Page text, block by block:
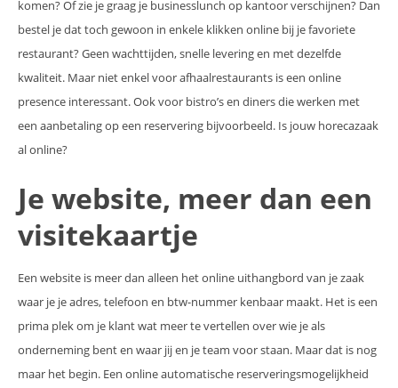
komen? Of zie je graag je businesslunch op kantoor verschijnen? Dan
bestel je dat toch gewoon in enkele klikken online bij je favoriete
restaurant? Geen wachttijden, snelle levering en met dezelfde
kwaliteit. Maar niet enkel voor afhaalrestaurants is een online
presence interessant. Ook voor bistro’s en diners die werken met
een aanbetaling op een reservering bijvoorbeeld. Is jouw horecazaak
al online?
Je website, meer dan een
visitekaartje
Een website is meer dan alleen het online uithangbord van je zaak
waar je je adres, telefoon en btw-nummer kenbaar maakt. Het is een
prima plek om je klant wat meer te vertellen over wie je als
onderneming bent en waar jij en je team voor staan. Maar dat is nog
maar het begin. Een online automatische reserveringsmogelijkheid